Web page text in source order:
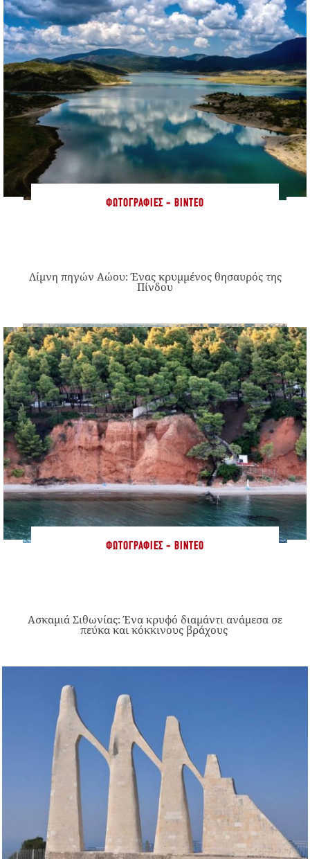
ΦΩΤΟΓΡΑΦΊΕΣ - ΒΊΝΤΕΟ
Λίμνη πηγών Αώου: Ένας κρυμμένος θησαυρός της
Πίνδου
ΦΩΤΟΓΡΑΦΊΕΣ - ΒΊΝΤΕΟ
Ασκαμιά Σιθωνίας: Ένα κρυφό διαμάντι ανάμεσα σε
πεύκα και κόκκινους βράχους